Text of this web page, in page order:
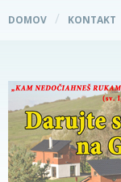
DOMOV KONTAKT